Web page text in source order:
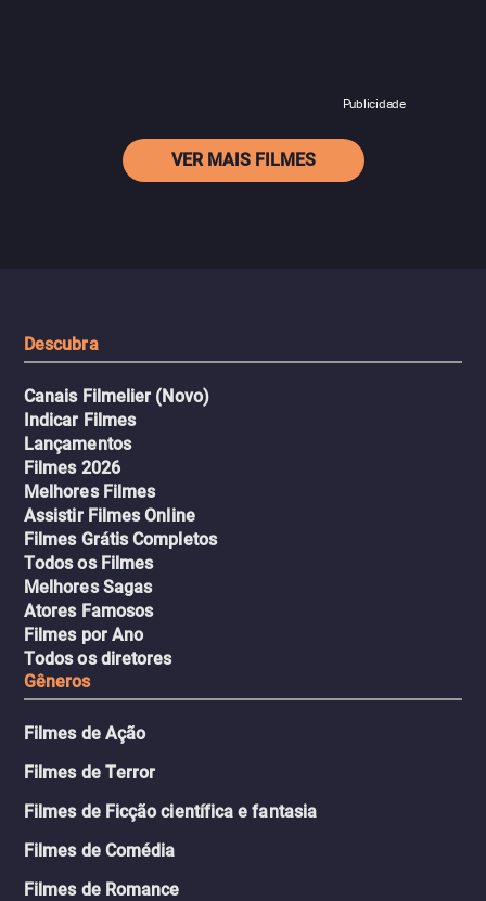
Publicidade
VER MAIS FILMES
Descubra
Canais Filmelier (Novo)
Indicar Filmes
Lançamentos
Filmes 2026
Melhores Filmes
Assistir Filmes Online
Filmes Grátis Completos
Todos os Filmes
Melhores Sagas
Atores Famosos
Filmes por Ano
Todos os diretores
Gêneros
Filmes de Ação
Filmes de Terror
Filmes de Ficção científica e fantasia
Filmes de Comédia
Filmes de Romance